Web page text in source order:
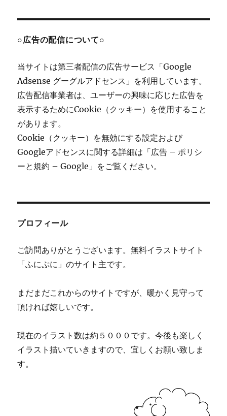
○広告の配信について○
当サイトは第三者配信の広告サービス「Google
Adsense グーグルアドセンス」を利用しています。
広告配信事業者は、ユーザーの興味に応じた広告を
表示するためにCookie（クッキー）を使用すること
があります。
Cookie（クッキー）を無効にする設定および
Googleアドセンスに関する詳細は「広告 – ポリシ
ーと規約 – Google」をご覧ください。
プロフィール
ご訪問ありがとうございます。無料イラストサイト
「ふにぷに」のサイト主です。
まだまだこれからのサイトですが、暖かく見守って
頂ければ嬉しいです。
現在のイラスト数は約５０００です。今後も楽しく
イラスト描いていきますので、宜しくお願い致しま
す。